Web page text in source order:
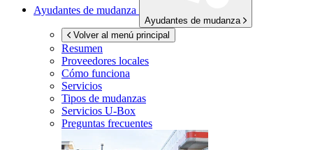
Ayudantes de mudanza
Ayudantes de mudanza
Volver al menú principal
Resumen
Proveedores locales
Cómo funciona
Servicios
Tipos de mudanzas
Servicios U-Box
Preguntas frecuentes